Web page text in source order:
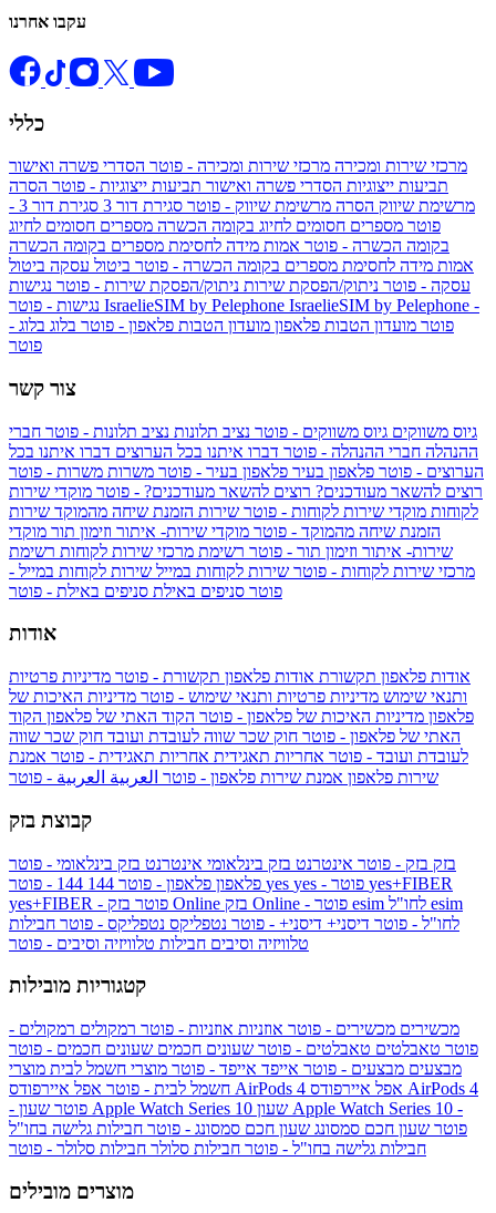
עקבו אחרנו
כללי
מרכזי שירות ומכירה מרכזי שירות ומכירה - פוטר הסדרי פשרה ואישור
תביעות ייצוגיות הסדרי פשרה ואישור תביעות ייצוגיות - פוטר הסרה
מרשימת שיווק הסרה מרשימת שיווק - פוטר סגירת דור 3
סגירת דור 3 -
פוטר מספרים חסומים לחיוג בקומה הכשרה מספרים חסומים לחיוג
בקומה הכשרה - פוטר אמות מידה לחסימת מספרים בקומה הכשרה
אמות מידה לחסימת מספרים בקומה הכשרה - פוטר ביטול עסקה ביטול
עסקה - פוטר ניתוק/הפסקת שירות ניתוק/הפסקת שירות - פוטר נגישות
IsraelieSIM by Pelephone IsraelieSIM by Pelephone -
פוטר מועדון הטבות פלאפון מועדון הטבות פלאפון - פוטר בלוג בלוג -
פוטר
צור קשר
גיוס משווקים גיוס משווקים - פוטר נציב תלונות נציב תלונות - פוטר חברי
ההנהלה חברי ההנהלה - פוטר דברו איתנו בכל הערוצים דברו איתנו בכל
הערוצים - פוטר פלאפון בעיר פלאפון בעיר - פוטר משרות משרות - פוטר
רוצים להשאר מעודכנים? רוצים להשאר מעודכנים? - פוטר מוקדי שירות
לקוחות מוקדי שירות לקוחות - פוטר שירות הזמנת שיחה מהמוקד שירות
הזמנת שיחה מהמוקד - פוטר מוקדי שירות- איתור וזימון תור מוקדי
שירות- איתור וזימון תור - פוטר רשימת מרכזי שירות לקוחות רשימת
מרכזי שירות לקוחות - פוטר שירות לקוחות במייל שירות לקוחות במייל -
פוטר סניפים באילת סניפים באילת - פוטר
אודות
אודות פלאפון תקשורת אודות פלאפון תקשורת - פוטר מדיניות פרטיות
ותנאי שימוש מדיניות פרטיות ותנאי שימוש - פוטר מדיניות האיכות של
פלאפון מדיניות האיכות של פלאפון - פוטר הקוד האתי של פלאפון הקוד
האתי של פלאפון - פוטר חוק שכר שווה לעובדת ועובד חוק שכר שווה
לעובדת ועובד - פוטר אחריות תאגידית אחריות תאגידית - פוטר אמנת
שירות פלאפון אמנת שירות פלאפון - פוטר العربية العربية - פוטר
קבוצת בזק
בזק בזק - פוטר אינטרנט בזק בינלאומי אינטרנט בזק בינלאומי - פוטר
פלאפון פלאפון - פוטר 144 yes
yes+FIBER
yes+FIBER - פוטר בזק Online
esim
לחו"ל - פוטר דיסני+ דיסני+ - פוטר נטפליקס נטפליקס - פוטר חבילות
טלוויזיה וסיבים חבילות טלוויזיה וסיבים - פוטר
קטגוריות מובילות
מכשירים מכשירים - פוטר אוזניות אוזניות - פוטר רמקולים רמקולים -
פוטר טאבלטים טאבלטים - פוטר שעונים חכמים שעונים חכמים - פוטר
מבצעים מבצעים - פוטר אייפד אייפד - פוטר מוצרי חשמל לבית מוצרי
חשמל לבית - פוטר אפל איירפודס AirPods 4 אפל איירפודס AirPods 4
- פוטר שעון Apple Watch Series 10 שעון Apple Watch Series 10 -
פוטר שעון חכם סמסונג שעון חכם סמסונג - פוטר חבילות גלישה בחו"ל
חבילות גלישה בחו"ל - פוטר חבילות סלולר חבילות סלולר - פוטר
מוצרים מובילים